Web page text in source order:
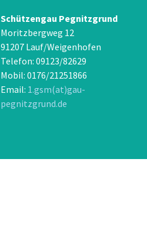
Schützengau Pegnitzgrund
Moritzbergweg 12
91207 Lauf/Weigenhofen
Telefon: 09123/82629
Mobil: 0176/21251866
Email: 1.gsm(at)gau-
pegnitzgrund.de